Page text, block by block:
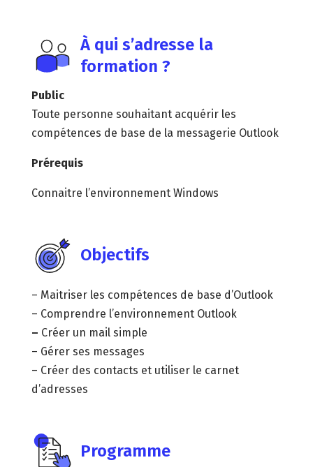
À qui s’adresse la
formation ?
Public
Toute personne souhaitant acquérir les
compétences de base de la messagerie Outlook
Prérequis
Connaitre l’environnement Windows
Objectifs
– Maitriser les compétences de base d’Outlook
– Comprendre l’environnement Outlook
– Créer un mail simple
– Gérer ses messages
– Créer des contacts et utiliser le carnet
d’adresses
Programme